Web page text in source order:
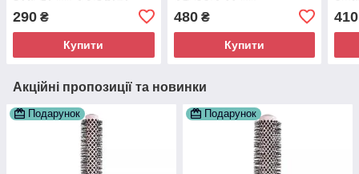
290 ₴
Купити
480₴
Купити
410
Акційні пропозиції та новинки
Подарунок Подарунок